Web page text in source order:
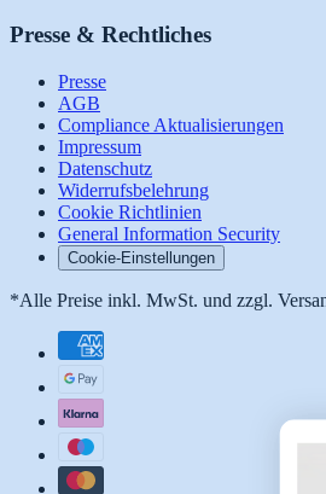
Presse & Rechtliches
Presse
AGB
Compliance Aktualisierungen
Impressum
Datenschutz
Widerrufsbelehrung
Cookie Richtlinien
General Information Security
Cookie-Einstellungen
*Alle Preise inkl. MwSt. und zzgl.